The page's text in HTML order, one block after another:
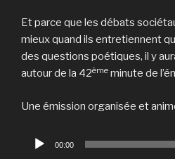
Et parce que les débats
mieux quand ils entretiennent
des questions poétiques, il y
autour de la 42ème minute de
Une émission organisée et
Lecteur
00:00